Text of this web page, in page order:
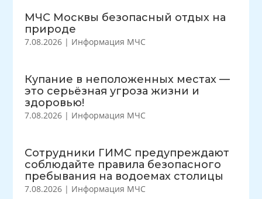
МЧС Москвы безопасный отдых на
природе
7.08.2026 | Информация МЧС
Купание в неположенных местах —
это серьёзная угроза жизни и
здоровью!
7.08.2026 | Информация МЧС
Сотрудники ГИМС предупреждают
соблюдайте правила безопасного
пребывания на водоемах столицы
7.08.2026 | Информация МЧС